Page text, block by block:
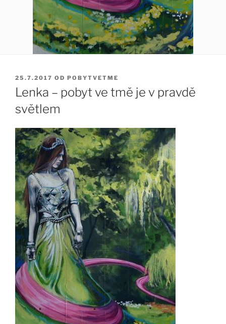
PUBLIKOVÁNO
25.7.2017 OD POBYTVETME
Lenka – pobyt ve tmě je v pravdě
světlem